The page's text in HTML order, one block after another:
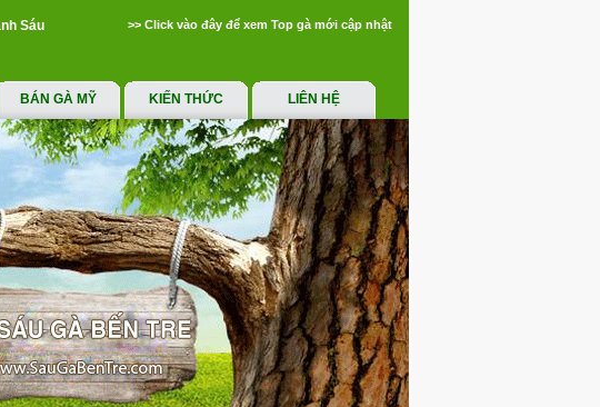
Sáu >> Click vào đây để xem Top gà mới cập nhật
BÁN GÀ MỸ KIẾN THỨC LIÊN HỆ